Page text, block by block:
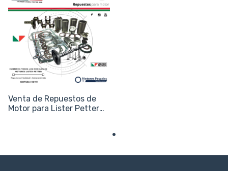
Venta de Repuestos de
Motor para Lister Petter